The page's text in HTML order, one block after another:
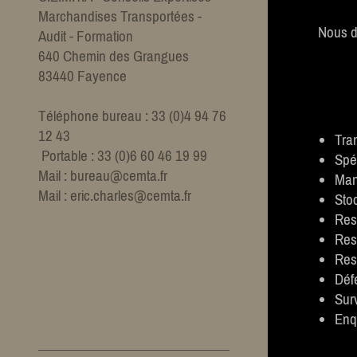
Nous
Marchandises Transportées -
Audit - Formation
640 Chemin des Grangues​
83440 Fayence
Téléphone bureau : 33 (0)4 94 76
12 43
Portable : 33 (0)6 60 46 19 99
Mail : bureau@cemta.fr
Mail : eric.charles@cemta.fr